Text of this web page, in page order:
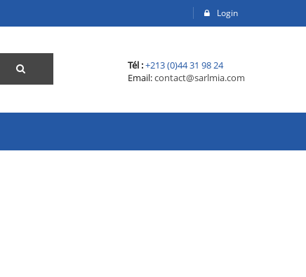
Login
Tél :+213 (0)44 31 98 24
Email:contact@sarlmia.com